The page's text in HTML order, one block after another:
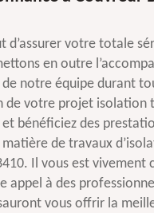
d’assurer votre totale
en outre
notre équipe durant
de votre projet isolation
bénéficiez des
de travaux
Il vous est vivement
appel à des
vous offrir la